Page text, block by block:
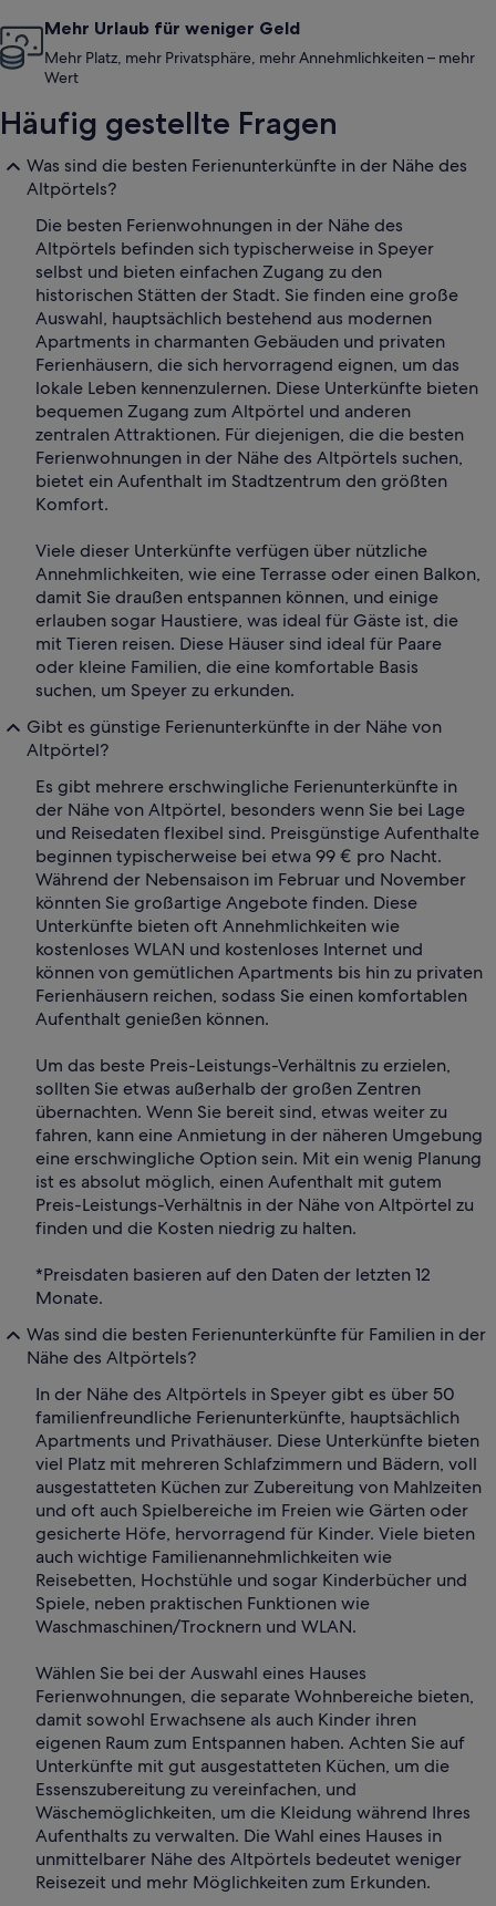
Mehr Urlaub für weniger Geld
Mehr Platz, mehr Privatsphäre, mehr Annehmlichkeiten – mehr
Wert
Häufig gestellte Fragen
Was sind die besten Ferienunterkünfte in der Nähe des
Altpörtels?
Die besten Ferienwohnungen in der Nähe des
Altpörtels befinden sich typischerweise in Speyer
selbst und bieten einfachen Zugang zu den
historischen Stätten der Stadt. Sie finden eine große
Auswahl, hauptsächlich bestehend aus modernen
Apartments in charmanten Gebäuden und privaten
Ferienhäusern, die sich hervorragend eignen, um das
lokale Leben kennenzulernen. Diese Unterkünfte bieten
bequemen Zugang zum Altpörtel und anderen
zentralen Attraktionen. Für diejenigen, die die besten
Ferienwohnungen in der Nähe des Altpörtels suchen,
bietet ein Aufenthalt im Stadtzentrum den größten
Komfort.
Viele dieser Unterkünfte verfügen über nützliche
Annehmlichkeiten, wie eine Terrasse oder einen Balkon,
damit Sie draußen entspannen können, und einige
erlauben sogar Haustiere, was ideal für Gäste ist, die
mit Tieren reisen. Diese Häuser sind ideal für Paare
oder kleine Familien, die eine komfortable Basis
suchen, um Speyer zu erkunden.
Gibt es günstige Ferienunterkünfte in der Nähe von
Altpörtel?
Es gibt mehrere erschwingliche Ferienunterkünfte in
der Nähe von Altpörtel, besonders wenn Sie bei Lage
und Reisedaten flexibel sind. Preisgünstige Aufenthalte
beginnen typischerweise bei etwa 99 € pro Nacht.
Während der Nebensaison im Februar und November
könnten Sie großartige Angebote finden. Diese
Unterkünfte bieten oft Annehmlichkeiten wie
kostenloses WLAN und kostenloses Internet und
können von gemütlichen Apartments bis hin zu privaten
Ferienhäusern reichen, sodass Sie einen komfortablen
Aufenthalt genießen können.
Um das beste Preis-Leistungs-Verhältnis zu erzielen,
sollten Sie etwas außerhalb der großen Zentren
übernachten. Wenn Sie bereit sind, etwas weiter zu
fahren, kann eine Anmietung in der näheren Umgebung
eine erschwingliche Option sein. Mit ein wenig Planung
ist es absolut möglich, einen Aufenthalt mit gutem
Preis-Leistungs-Verhältnis in der Nähe von Altpörtel zu
finden und die Kosten niedrig zu halten.
*Preisdaten basieren auf den Daten der letzten 12
Monate.
Was sind die besten Ferienunterkünfte für Familien in der
Nähe des Altpörtels?
In der Nähe des Altpörtels in Speyer gibt es über 50
familienfreundliche Ferienunterkünfte, hauptsächlich
Apartments und Privathäuser. Diese Unterkünfte bieten
viel Platz mit mehreren Schlafzimmern und Bädern, voll
ausgestatteten Küchen zur Zubereitung von Mahlzeiten
und oft auch Spielbereiche im Freien wie Gärten oder
gesicherte Höfe, hervorragend für Kinder. Viele bieten
auch wichtige Familienannehmlichkeiten wie
Reisebetten, Hochstühle und sogar Kinderbücher und
Spiele, neben praktischen Funktionen wie
Waschmaschinen/Trocknern und WLAN.
Wählen Sie bei der Auswahl eines Hauses
Ferienwohnungen, die separate Wohnbereiche bieten,
damit sowohl Erwachsene als auch Kinder ihren
eigenen Raum zum Entspannen haben. Achten Sie auf
Unterkünfte mit gut ausgestatteten Küchen, um die
Essenszubereitung zu vereinfachen, und
Wäschemöglichkeiten, um die Kleidung während Ihres
Aufenthalts zu verwalten. Die Wahl eines Hauses in
unmittelbarer Nähe des Altpörtels bedeutet weniger
Reisezeit und mehr Möglichkeiten zum Erkunden.